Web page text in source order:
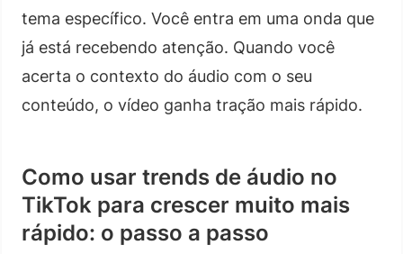
tema específico. Você entra em uma onda que
já está recebendo atenção. Quando você
acerta o contexto do áudio com o seu
conteúdo, o vídeo ganha tração mais rápido.
Como usar trends de áudio no
TikTok para crescer muito mais
rápido: o passo a passo